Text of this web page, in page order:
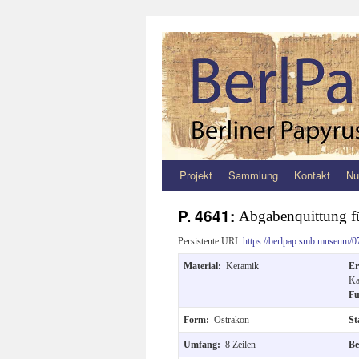
Zum
springen
Projekt Sammlung Kontakt
P. 4641: Abgabenquittung
Persistente URL https://berlpap.smb.museum/
Material: Keramik
Form: Ostrakon
Umfang: 8 Zeilen